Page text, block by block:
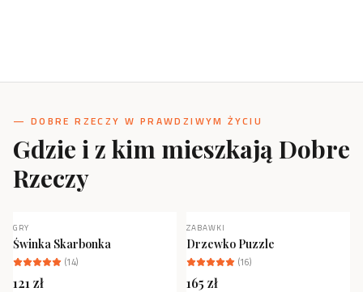
— DOBRE RZECZY W PRAWDZIWYM ŻYCIU
Gdzie i z kim mieszkają Dobre
Rzeczy
GRY
Świnka Skarbonka
(14)
121 zł
ZABAWKI
Drzewko Puzzle
(16)
165 zł